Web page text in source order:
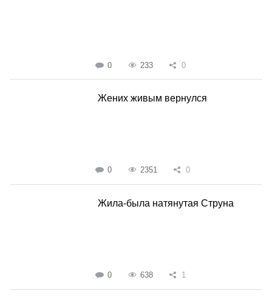
0 233 0
Жених живым вернулся
0 2351 0
Жила-была натянутая Струна
0 638 1